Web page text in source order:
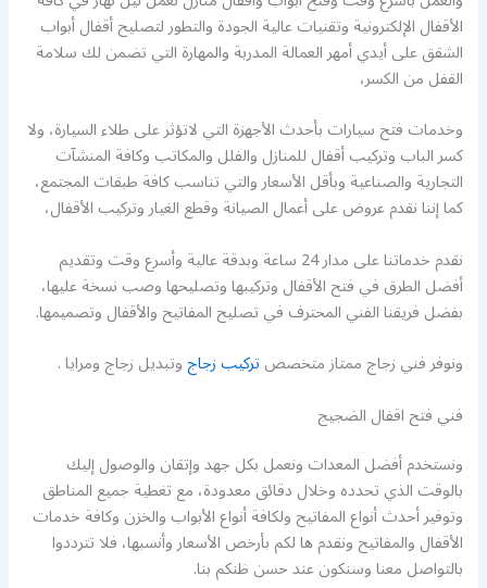
الأقفال الإلكترونية وتقنيات عالية الجودة والتطور لتصليح أقفال أبواب
الشقق على أيدي أمهر العمالة المدربة والمهارة التي تضمن لك سلامة
القفل من الكسر،
وخدمات فتح سيارات بأحدث الأجهزة التي لاتؤثر على طلاء السيارة، ولا
كسر الباب وتركيب أقفال للمنازل والفلل والمكاتب وكافة المنشآت
التجارية والصناعية وبأقل الأسعار والتي تناسب كافة طبقات المجتمع،
كما إننا نقدم عروض على أعمال الصيانة وقطع الغيار وتركيب الأقفال،
نقدم خدماتنا على مدار 24 ساعة وبدقة عالية وأسرع وقت وتقديم
أفضل الطرق في فتح الأقفال وتركيبها وتصليحها وصب نسخة عليها،
بفضل فريقنا الفني المحترف في تصليح المفاتيح والأقفال وتصميمها.
ونوفر فني زجاج ممتاز متخصصتركيب زجاجوتبديل زجاج ومرايا .
فني فتح اقفال الضجيج
ونستخدم أفضل المعدات ونعمل بكل جهد وإتقان والوصول إليك
بالوقت الذي تحدده وخلال دقائق معدودة، مع تغطية جميع المناطق
وتوفير أحدث أنواع المفاتيح ولكافة أنواع الأبواب والخزن وكافة خدمات
الأقفال والمفاتيح ونقدم ها لكم بأرخص الأسعار وأنسبها، فلا تترددوا
بالتواصل معنا وسنكون عند حسن ظنكم بنا.